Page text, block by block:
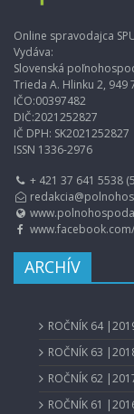
Online spravodajca
Vydáva:
Slovenská
Trieda A. Hlinku 2, 949
IČO:00397482
DIČ:2021252827
IČ DPH: SK2021252827
ISSN 1336-2976
+ 421 37 641 5538
ARCHÍV
ROČNÍK 64
ROČNÍK 63
ROČNÍK 62
ROČNÍK 61